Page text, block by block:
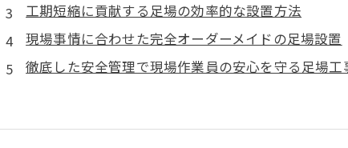
工期短縮に貢献する足場の効率的な設置方法
現場事情に合わせた完全オーダーメイドの足場設置
徹底した安全管理で現場作業員の安心を守る足場工